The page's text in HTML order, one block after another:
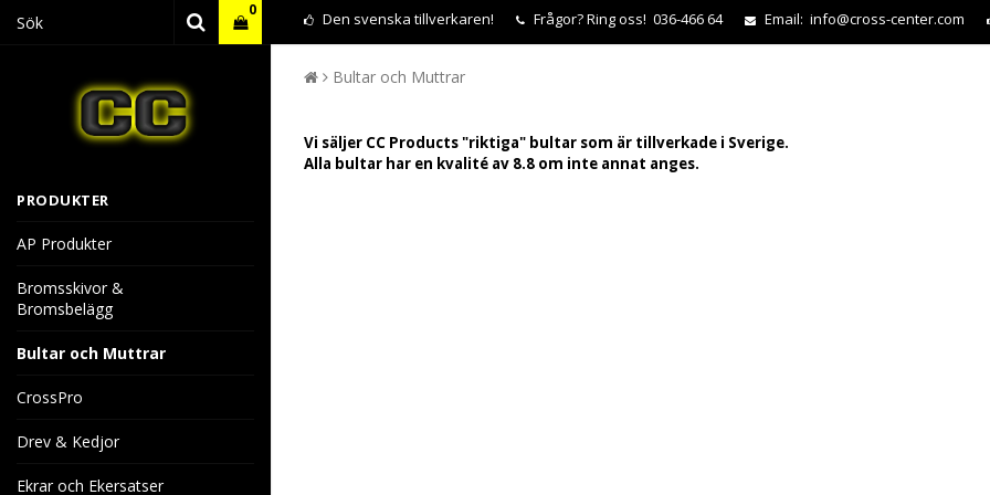
Den svenska tillverkaren! Frågor?Ring oss! 036-466 64 Email: info@cross-center.com
0
Din varukorg är tom
PRODUKTER
AP Produkter
Bromsskivor &
Bromsbelägg
Bultar och Muttrar
CrossPro
Drev & Kedjor
Ekrar och Ekersatser
Bultar och Muttrar
Vi säljer CC Products "riktiga" bultar som är tillverkade i Sverige.
Alla bultar har en kvalité av 8.8 om inte annat anges.